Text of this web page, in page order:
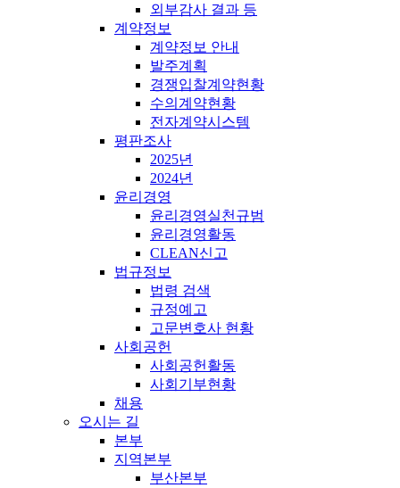
외부감사 결과 등
계약정보
계약정보 안내
발주계획
경쟁입찰계약현황
수의계약현황
전자계약시스템
평판조사
2025년
2024년
윤리경영
윤리경영실천규범
윤리경영활동
CLEAN신고
법규정보
법령 검색
규정예고
고문변호사 현황
사회공헌
사회공헌활동
사회기부현황
채용
오시는 길
본부
지역본부
부산본부